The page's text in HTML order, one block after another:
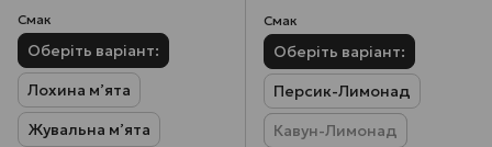
Смак
Оберіть варіант:
Лохина м’ята
Жувальна м’ята
Смак
Оберіть варіант:
Персик-Лимонад
Кавун-Лимонад